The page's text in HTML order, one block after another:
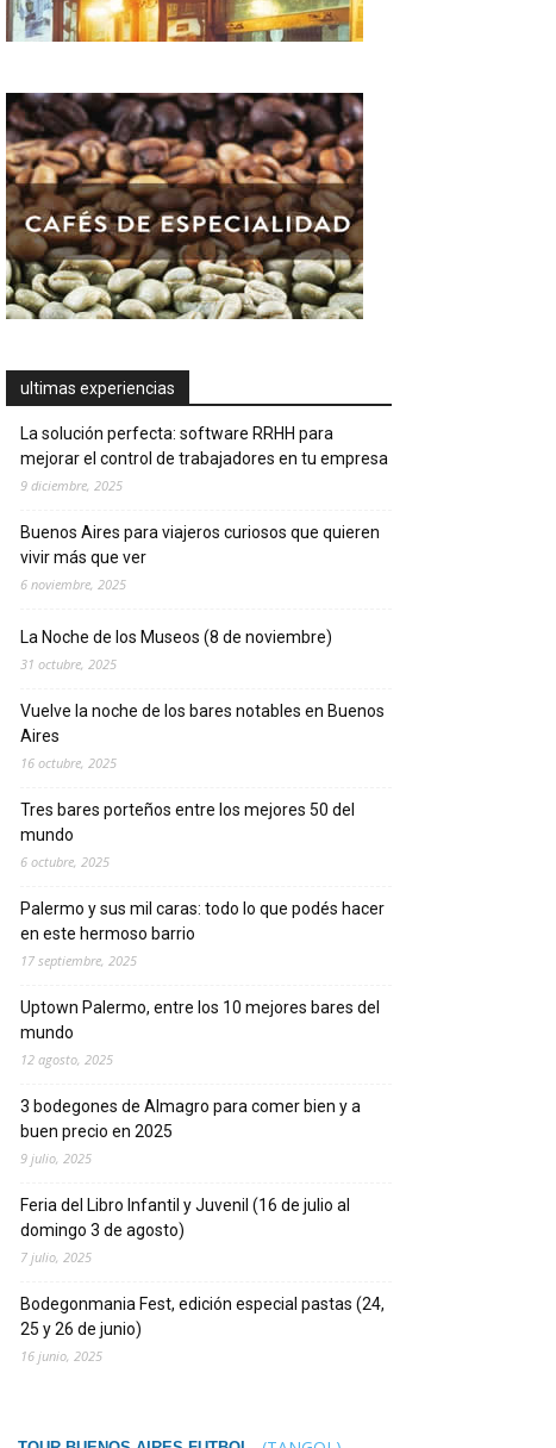
ultimas experiencias
La solución perfecta: software RRHH para
mejorar el control de trabajadores en tu empresa
9 diciembre, 2025
Buenos Aires para viajeros curiosos que quieren
vivir más que ver
6 noviembre, 2025
La Noche de los Museos (8 de noviembre)
31 octubre, 2025
Vuelve la noche de los bares notables en Buenos
Aires
16 octubre, 2025
Tres bares porteños entre los mejores 50 del
mundo
6 octubre, 2025
Palermo y sus mil caras: todo lo que podés hacer
en este hermoso barrio
17 septiembre, 2025
Uptown Palermo, entre los 10 mejores bares del
mundo
12 agosto, 2025
3 bodegones de Almagro para comer bien y a
buen precio en 2025
9 julio, 2025
Feria del Libro Infantil y Juvenil (16 de julio al
domingo 3 de agosto)
7 julio, 2025
Bodegonmania Fest, edición especial pastas (24,
25 y 26 de junio)
16 junio, 2025